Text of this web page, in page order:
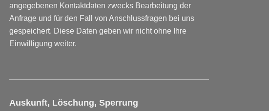
angegebenen Kontaktdaten zwecks Bearbeitung der
Anfrage und für den Fall von Anschlussfragen bei uns
gespeichert. Diese Daten geben wir nicht ohne Ihre
Einwilligung weiter.
Auskunft, Löschung, Sperrung